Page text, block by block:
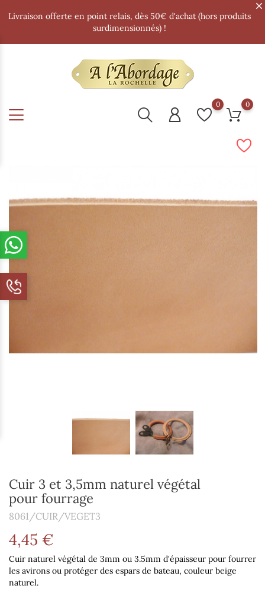
Livraison offerte en point relais, dès 50€ d'achat (hors produits
surdimensionnés) !
0 0
Cuir 3 et 3,5mm naturel végétal
pour fourrage
8061/CUIR/VEGET3
4,45 €
Cuir naturel végétal de 3mm ou 3.5mm d'épaisseur pour fourrer
les avirons ou protéger des espars de bateau, couleur beige
naturel.